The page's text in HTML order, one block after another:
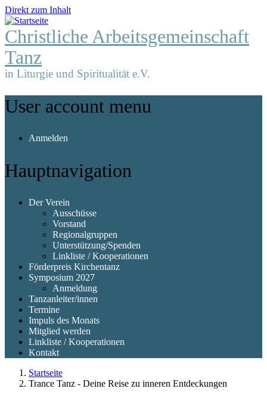
Direkt zum Inhalt
Christliche Arbeitsgemeinschaft
Tanz
in Liturgie und Spiritualität e.V.
User account menu
Anmelden
Hauptnavigation
Der Verein
Ausschüsse
Vorstand
Regionalgruppen
Unterstützung/Spenden
Linkliste / Kooperationen
Förderpreis Kirchentanz
Symposium 2027
Anmeldung
Tanzanleiter/innen
Termine
Impuls des Monats
Mitglied werden
Linkliste / Kooperationen
Kontakt
Startseite
Trance Tanz - Deine Reise zu inneren Entdeckungen